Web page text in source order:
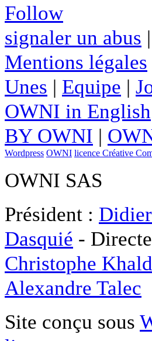
Follow
signaler un abus |
Mentions légales
Unes | Equipe |
OWNI in English
BY OWNI |
Wordpress OWNI licence Créative
OWNI SAS
Président :
Dasquié -
Christophe
Alexandre Talec
Site conçu sous